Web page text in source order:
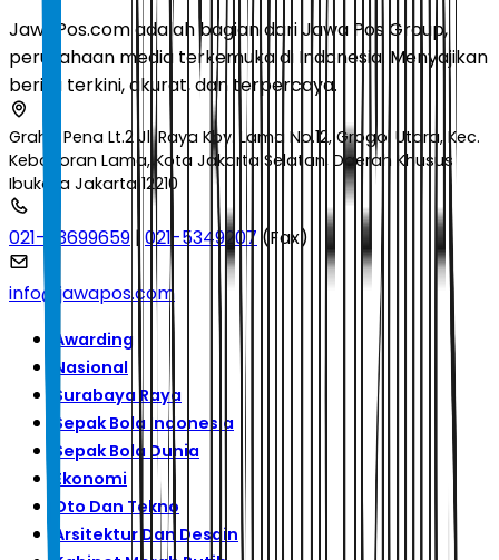
JawaPos.com adalah bagian dari Jawa Pos Group,
perusahaan media terkemuka di Indonesia. Menyajikan
berita terkini, akurat, dan terpercaya.
Graha Pena Lt.2 Jl. Raya Kby. Lama No.12, Grogol Utara, Kec.
Kebayoran Lama, Kota Jakarta Selatan, Daerah Khusus
Ibukota Jakarta 12210
021-53699659 | 021-5349207 (Fax)
info@jawapos.com
Awarding
Nasional
Surabaya Raya
Sepak Bola Indonesia
Sepak Bola Dunia
Ekonomi
Oto Dan Tekno
Arsitektur Dan Desain